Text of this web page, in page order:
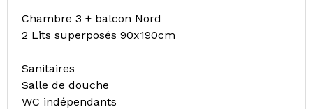
Chambre 3 + balcon Nord
2 Lits superposés 90x190cm
Sanitaires
Salle de douche
WC indépendants